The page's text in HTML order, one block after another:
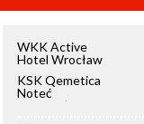
WKK Active
Hotel Wrocław
KSK Qemetica
Noteć
Inowrocław